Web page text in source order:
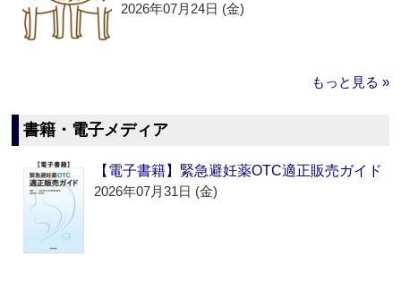
2026年07月24日 (金)
もっと見る »
書籍・電子メディア
【電子書籍】緊急避妊薬OTC適正販売ガイド
2026年07月31日 (金)